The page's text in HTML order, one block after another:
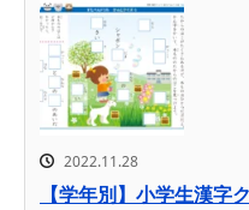
2022.11.28
【学年別】小学生漢字